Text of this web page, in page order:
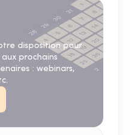
disposition pour
prochains
: webinars,